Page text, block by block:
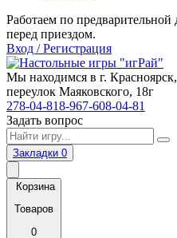
Работаем по предварительной
перед приездом.
Вход / Регистрация
Мы находимся в г. Красноярск,
переулок Маяковского, 18г
278-04-818-967-608-04-81
Задать вопрос
Закладки 0
Корзина
Товаров
0